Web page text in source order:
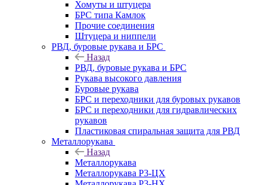
Хомуты и штуцера
БРС типа Камлок
Прочие соединения
Штуцера и ниппели
РВД, буровые рукава и БРС
Назад
РВД, буровые рукава и БРС
Рукава высокого давления
Буровые рукава
БРС и переходники для буровых рукавов
БРС и переходники для гидравлических
рукавов
Пластиковая спиральная защита для РВД
Металлорукава
Назад
Металлорукава
Металлорукава Р3-ЦХ